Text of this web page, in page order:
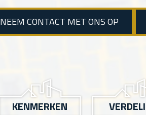
NEEM CONTACT MET ONS OP
KENMERKEN